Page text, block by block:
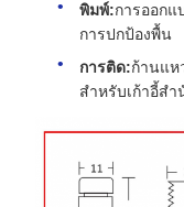
พิมพ์:การออกแ
การปกป้องพื้น
การติด:ก้านแห
สำหรับเก้าอี้สำ